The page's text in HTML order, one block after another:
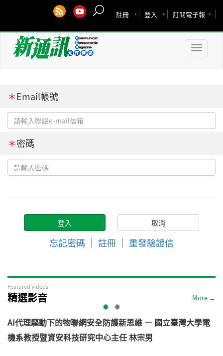
訂閱電子報
登入
註冊
Toggle
＊Email帳號
＊密碼
忘記密碼 ｜ 註冊 ｜ 重發驗證信
Featured Videos
精選影音 More →
AI代理驅動下的物聯網安全防護新思維 — 國立臺灣大學電
機系教授暨資安科技研究中心主任 林宗男